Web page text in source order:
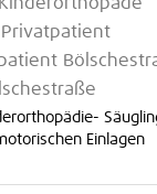
Einlagen